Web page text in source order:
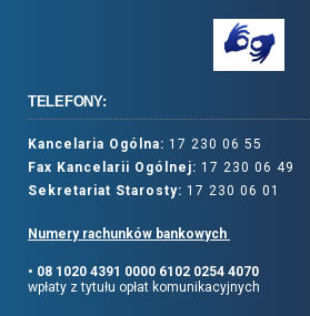
TELEFONY:
Kancelaria Ogólna: 17 230 06 55
Fax Kancelarii Ogólnej: 17 230 06 49
Sekretariat Starosty: 17 230 06 01
Numery rachunków bankowych
• 08 1020 4391 0000 6102 0254 4070
wpłaty z tytułu opłat komunikacyjnych